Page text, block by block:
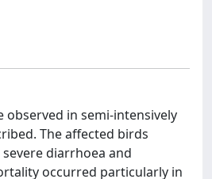
observed in semi-intensively
The affected birds
diarrhoea and
occurred particularly in